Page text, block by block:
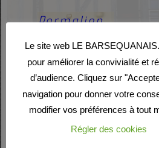
Permalien .
Laisser un
Votre adresse
Le site web LE
pour améliorer la convivialité et
d’audience. Cliquez sur
navigation pour donner votre
modifier vos préférences à tout
Régler des cookies